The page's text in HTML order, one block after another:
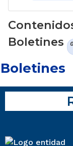
Boletines
Boletines